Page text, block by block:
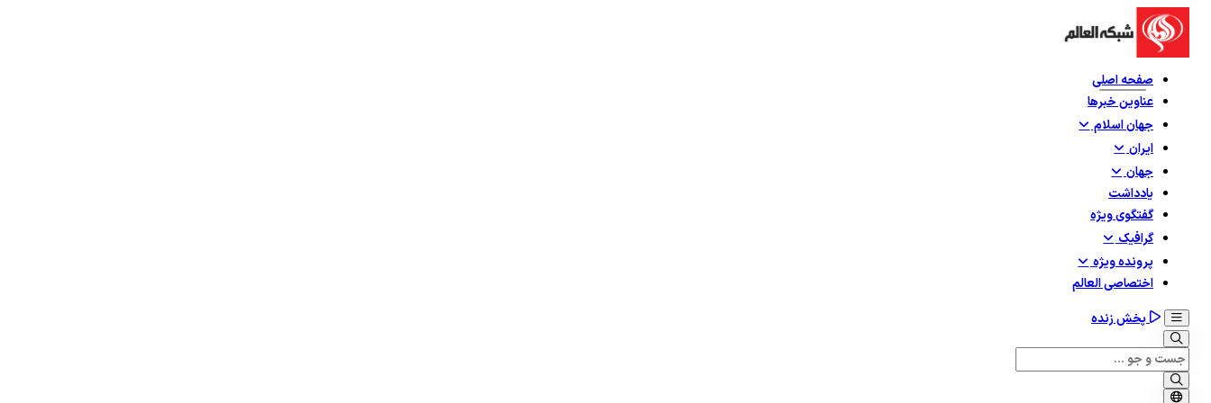
صفحه اصلی
عناوین خبرها
جهان اسلام
ایران
جهان
یادداشت
گفتگوی ویژه
گرافيک
پرونده ویژه
اختصاصی العالم
پخش زنده